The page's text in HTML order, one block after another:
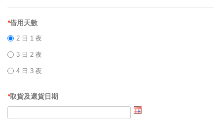
*借用天數
2 日 1 夜
3 日 2 夜
4 日 3 夜
*取貨及還貨日期